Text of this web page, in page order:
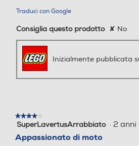
Traduci con Google
Consiglia questo prodotto ✘ No
Inizialmente pubblicata
★★★★★
★★★★★
4
5
SuperLavertusArrabbiato · 2 anni
Appassionato di moto